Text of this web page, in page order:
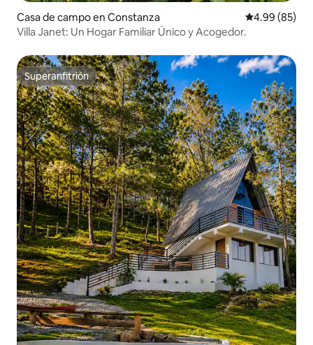
Casa de campo en Constanza Calificación
4.99 (85)
​Villa Janet: Un Hogar Familiar Único y Acogedor.
Superanfitrión
Superanfitrión